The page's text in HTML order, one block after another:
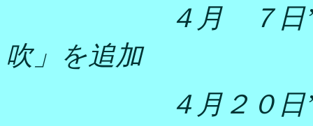
４月 ７日
吹」を追加
４月２０